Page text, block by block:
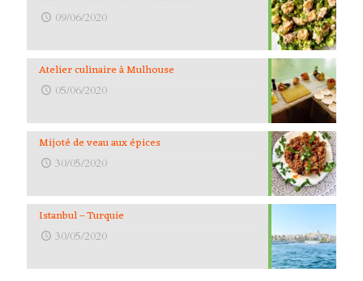
09/06/2020
Atelier culinaire à Mulhouse
05/06/2020
Mijoté de veau aux épices
30/05/2020
Istanbul – Turquie
30/05/2020